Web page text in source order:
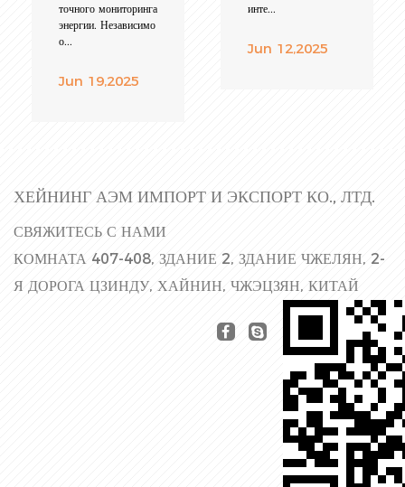
точного мониторинга
энергии. Независимо
о...
Jun 19,2025
инте...
Jun 12,2025
ХЕЙНИНГ АЭМ ИМПОРТ И ЭКСПОРТ КО., ЛТД.
СВЯЖИТЕСЬ С НАМИ
КОМНАТА 407-408, ЗДАНИЕ 2, ЗДАНИЕ ЧЖЕЛЯН, 2-
Я ДОРОГА ЦЗИНДУ, ХАЙНИН, ЧЖЭЦЗЯН, КИТАЙ